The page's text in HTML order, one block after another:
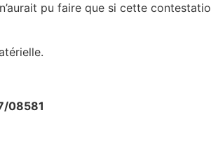
pu faire que si cette
08581